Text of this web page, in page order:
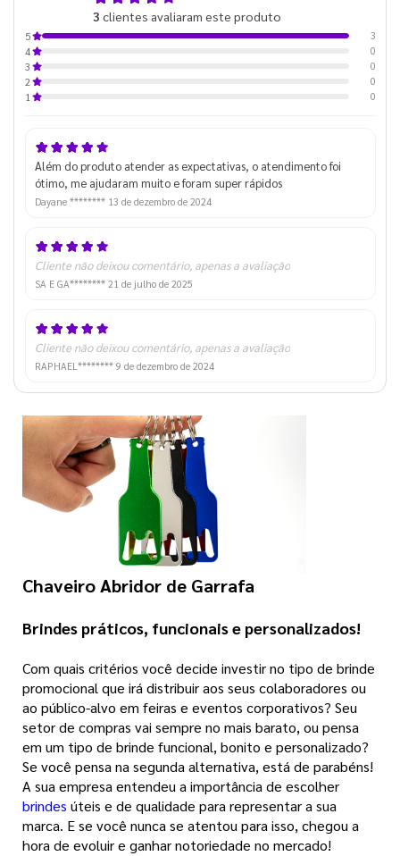
3 clientes avaliaram este produto
5
3
4
0
3
0
2
0
1
0
Além do produto atender as expectativas, o atendimento foi
ótimo, me ajudaram muito e foram super rápidos
Dayane ******** 13 de dezembro de 2024
Cliente não deixou comentário, apenas a avaliação
SA E GA******** 21 de julho de 2025
Cliente não deixou comentário, apenas a avaliação
RAPHAEL******** 9 de dezembro de 2024
Chaveiro Abridor de Garrafa
Brindes práticos, funcionais e personalizados!
Com quais critérios você decide investir no tipo de brinde
promocional que irá distribuir aos seus colaboradores ou
ao público-alvo em feiras e eventos corporativos? Seu
setor de compras vai sempre no mais barato, ou pensa
em um tipo de brinde funcional, bonito e personalizado?
Se você pensa na segunda alternativa, está de parabéns!
A sua empresa entendeu a importância de escolher
brindes úteis e de qualidade para representar a sua
marca. E se você nunca se atentou para isso, chegou a
hora de evoluir e ganhar notoriedade no mercado!